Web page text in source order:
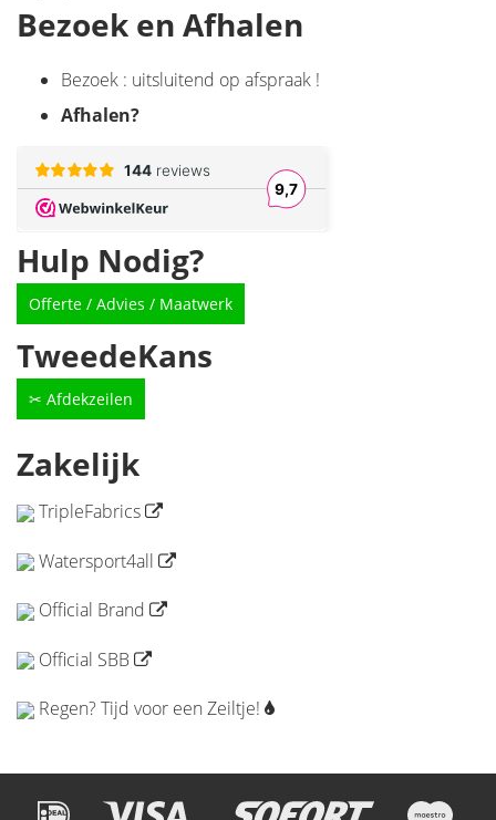
Bezoek en Afhalen
Bezoek : uitsluitend op afspraak !
Afhalen?
Hulp Nodig?
Offerte / Advies / Maatwerk
TweedeKans
✂ Afdekzeilen
Zakelijk
TripleFabrics
Watersport4all
Official Brand
Official SBB
Regen? Tijd voor een Zeiltje!